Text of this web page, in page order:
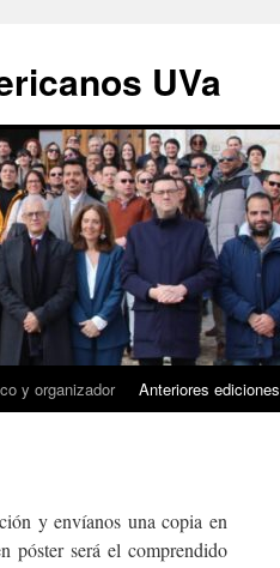
UVa
y organizador Anteriores ediciones
y envíanos una copia en
póster será el comprendido